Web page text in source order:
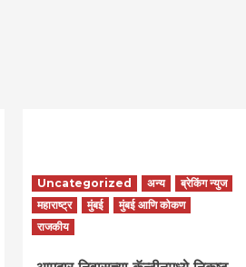
Uncategorized अन्य
ब्रेकिंग न्युज
महाराष्ट्र
मुंबई
मुंबई आणि कोकण
राजकीय